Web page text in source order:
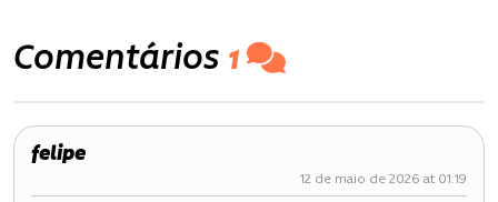
v
e
g
a
Comentários 1
felipe
12 de maio de 2026 at 01:19